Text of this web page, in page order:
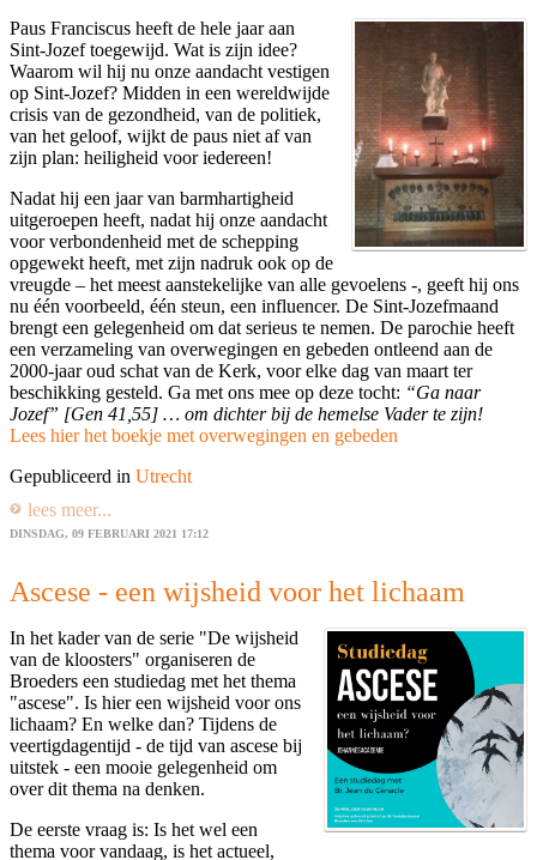
Paus Franciscus heeft de hele jaar aan
Sint-Jozef toegewijd. Wat is zijn idee?
Waarom wil hij nu onze aandacht vestigen
op Sint-Jozef? Midden in een wereldwijde
crisis van de gezondheid, van de politiek,
van het geloof, wijkt de paus niet af van
zijn plan: heiligheid voor iedereen!
Nadat hij een jaar van barmhartigheid
uitgeroepen heeft, nadat hij onze aandacht
voor verbondenheid met de schepping
opgewekt heeft, met zijn nadruk ook op de
vreugde – het meest aanstekelijke van alle gevoelens -, geeft hij ons
nu één voorbeeld, één steun, een influencer. De Sint-Jozefmaand
brengt een gelegenheid om dat serieus te nemen. De parochie heeft
een verzameling van overwegingen en gebeden ontleend aan de
2000-jaar oud schat van de Kerk, voor elke dag van maart ter
beschikking gesteld. Ga met ons mee op deze tocht: “Ga naar
Jozef” [Gen 41,55] … om dichter bij de hemelse Vader te zijn!
Lees hier het boekje met overwegingen en gebeden
Gepubliceerd in Utrecht
lees meer...
DINSDAG, 09 FEBRUARI 2021 17:12
Ascese - een wijsheid voor het lichaam
In het kader van de serie "De wijsheid
van de kloosters" organiseren de
Broeders een studiedag met het thema
"ascese". Is hier een wijsheid voor ons
lichaam? En welke dan? Tijdens de
veertigdagentijd - de tijd van ascese bij
uitstek - een mooie gelegenheid om
over dit thema na denken.
De eerste vraag is: Is het wel een
thema voor vandaag, is het actueel,